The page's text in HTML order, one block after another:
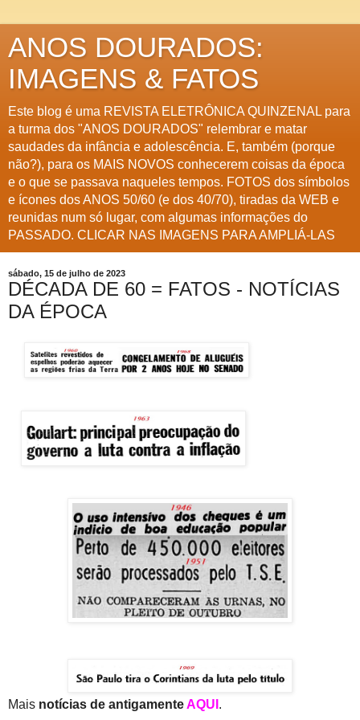
ANOS DOURADOS:
IMAGENS & FATOS
Este blog é uma REVISTA ELETRÔNICA QUINZENAL para
a turma dos "ANOS DOURADOS" relembrar e matar
saudades da infância e adolescência. E, também (porque
não?), para os MAIS NOVOS conhecerem coisas da época
e o que se passava naqueles tempos. FOTOS dos símbolos
e ícones dos ANOS 50/60 (e dos 40/70), tiradas da WEB e
reunidas num só lugar, com algumas informações do
PASSADO. CLICAR NAS IMAGENS PARA AMPLIÁ-LAS
sábado, 15 de julho de 2023
DÉCADA DE 60 = FATOS - NOTÍCIAS
DA ÉPOCA
Mais notícias de antigamenteAQUI .